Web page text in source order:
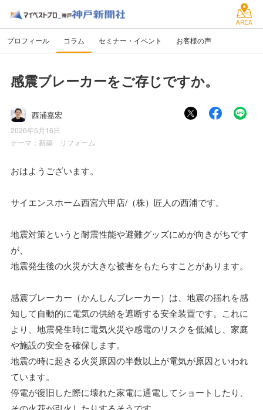
AREA
プロフィール コラム セミナー・イベント お客様の声
感震ブレーカーをご存じですか。
西浦嘉宏
2026年5月16日
テーマ： 新築 リフォーム
おはようございます。
サイエンスホーム西宮六甲店/（株）匠人の西浦です。
地震対策というと耐震性能や避難グッズにめが向きがちです
が、
地震発生後の火災が大きな被害をもたらすことがあります。
感震ブレーカー（かんしんブレーカー）は、地震の揺れを感
知して自動的に電気の供給を遮断する安全装置です。これに
より、地震発生時に電気火災や感電のリスクを低減し、家庭
や施設の安全を確保します。
地震の時に起きる火災原因の半数以上が電気が原因といわれ
ています。
停電が復旧した際に壊れた家電に通電してショートしたり、